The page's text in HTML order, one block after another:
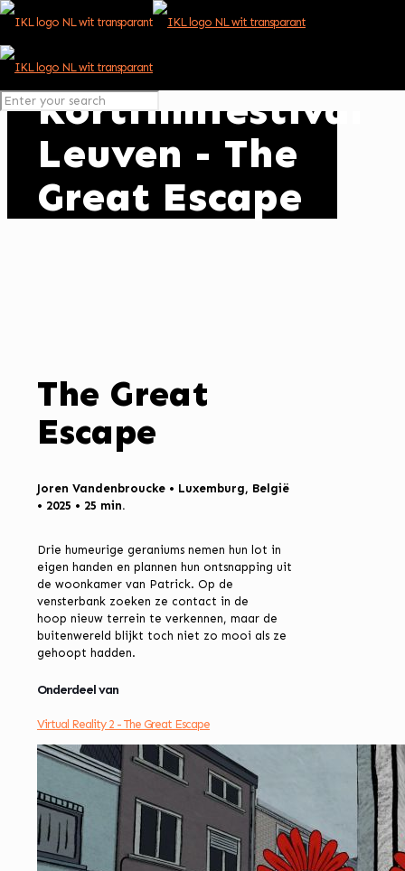
Kortfilmfestival
Leuven - The
Great Escape
The Great
Escape
Joren Vandenbroucke • Luxemburg, België
• 2025 • 25 min.
Drie humeurige geraniums nemen hun lot in
eigen handen en plannen hun ontsnapping uit
de woonkamer van Patrick. Op de
vensterbank zoeken ze contact in de
hoop nieuw terrein te verkennen, maar de
buitenwereld blijkt toch niet zo mooi als ze
gehoopt hadden.
Onderdeel van
Virtual Reality 2 - The Great Escape